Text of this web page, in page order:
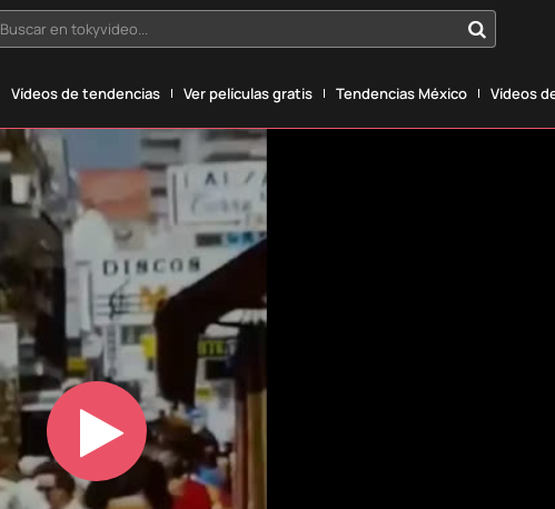
Buscar en tokyvideo...
Vídeos de tendencias Ver películas gratis Tendencias México Vídeos
Play